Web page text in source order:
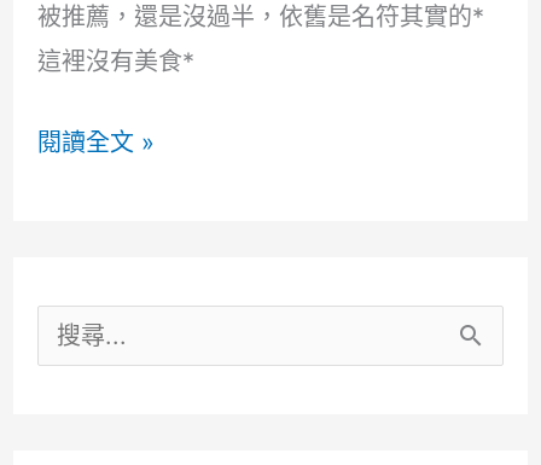
有
豔
被推薦，還是沒過半，依舊是名符其實的*
這裡沒有美食*
心
2020
各
閱讀全文 »
搜